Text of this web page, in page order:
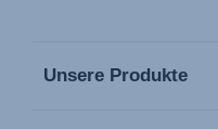
Unsere Produkte